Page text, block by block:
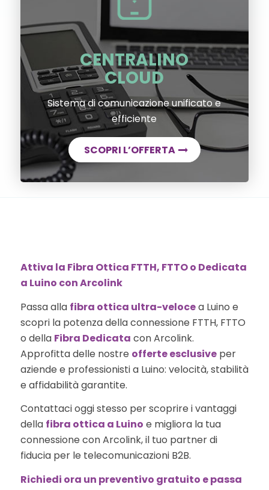
CENTRALINO
CLOUD
Sistema di comunicazione unificato e
efficiente
SCOPRI L’OFFERTA
Attiva la Fibra Ottica FTTH, FTTO o Dedicata
a Luino con Arcolink
Passa alla fibra ottica ultra-velocea Luino e
scopri la potenza della connessione FTTH, FTTO
o della Fibra Dedicata con Arcolink.
Approfitta delle nostre offerte esclusiveper
aziende e professionisti a Luino: velocità, stabilità
e affidabilità garantite.
Contattaci oggi stesso per scoprire i vantaggi
della fibra ottica a Luino e migliora la tua
connessione con Arcolink, il tuo partner di
fiducia per le telecomunicazioni B2B.
Richiedi ora un preventivo gratuito e passa